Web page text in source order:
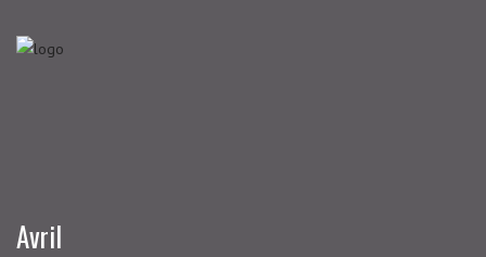
Avril